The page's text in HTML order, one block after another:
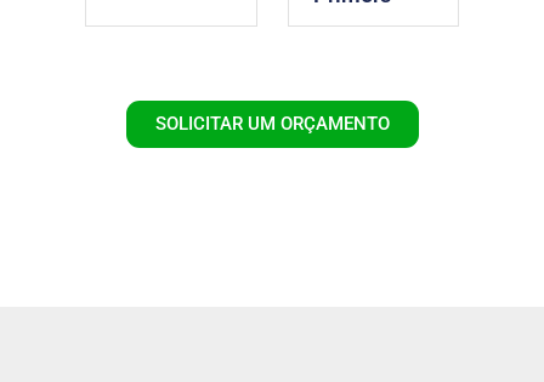
SOLICITAR UM ORÇAMENTO